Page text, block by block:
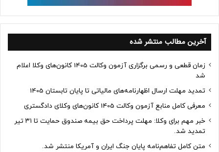
آخرین مطالب منتشر شده
زمان قطعی و رسمی برگزاری آزمون وکالت 1405 کانون‌های وکلا اعلام
شد
تمدید مهلت ارسال اظهارنامه‌های مالیاتی تا پایان تابستان 1405
معرفی کامل منابع آزمون وکالت 1405 کانون‌های وکلای دادگستری
خبر مهم برای وکلا: مهلت پرداخت حق بیمه صندوق حمایت تا ۳۱ تیر
تمدید شد.
متن کامل تفاهم‌نامه پایان جنگ ایران و آمریکا منتشر شد.